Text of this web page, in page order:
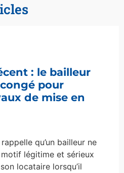
: le bailleur
pour
de mise en
qu’un bailleur ne
légitime et sérieux
locataire lorsqu’il